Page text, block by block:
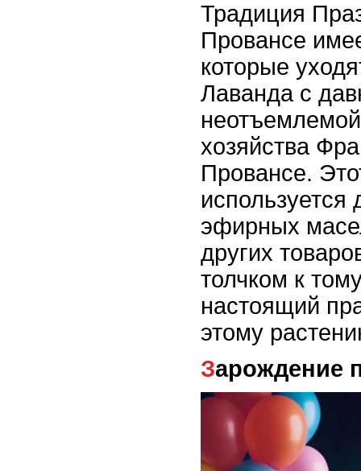
Традиция
Провансе
которые
Лаванда с
хозяйства
Провансе.
используется
эфирных
других
толчком к
настоящий
этому
Зарождение